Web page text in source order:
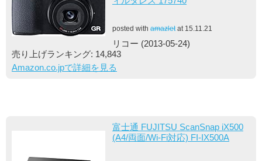
posted with amazletat 15.11.21
リコー (2013-05-24)
売り上げランキング: 14,843
Amazon.co.jpで詳細を見る
富士通 FUJITSU ScanSnap iX500
(A4/両面/Wi-Fi対応) FI-IX500A